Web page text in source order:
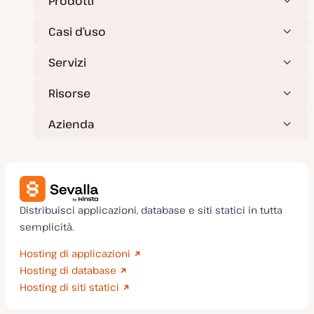
Casi d’uso
Servizi
Risorse
Azienda
Distribuisci applicazioni, database e siti statici in tutta
semplicità.
Hosting di applicazioni
Hosting di database
Hosting di siti statici